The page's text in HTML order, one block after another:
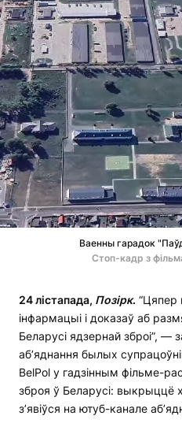
Ваенны гарадок
Стоп-кадр з
24 лістапада, Позірк. “Цяпер
інфармацыі і доказаў аб
Беларусі ядзернай зброі”, —
аб’яднання былых
BelPol у гадзінным фільме-
зброя ў Беларусі: выкрыццё
з’явіўся на ютуб-канале